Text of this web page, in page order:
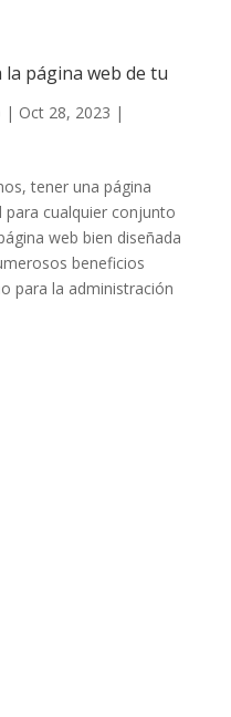
la página web de tu
| Oct 28, 2023 |
tener una página
cualquier conjunto
web bien diseñada
beneficios
para la administración